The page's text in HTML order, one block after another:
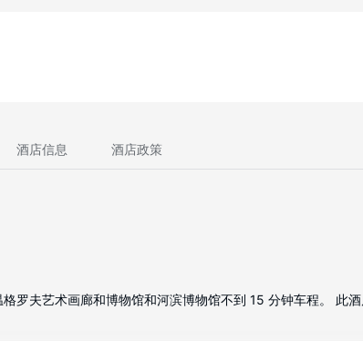
酒店信息 酒店政策
罗夫艺术画廊和博物馆和河滨博物馆不到 15 分钟车程。 此